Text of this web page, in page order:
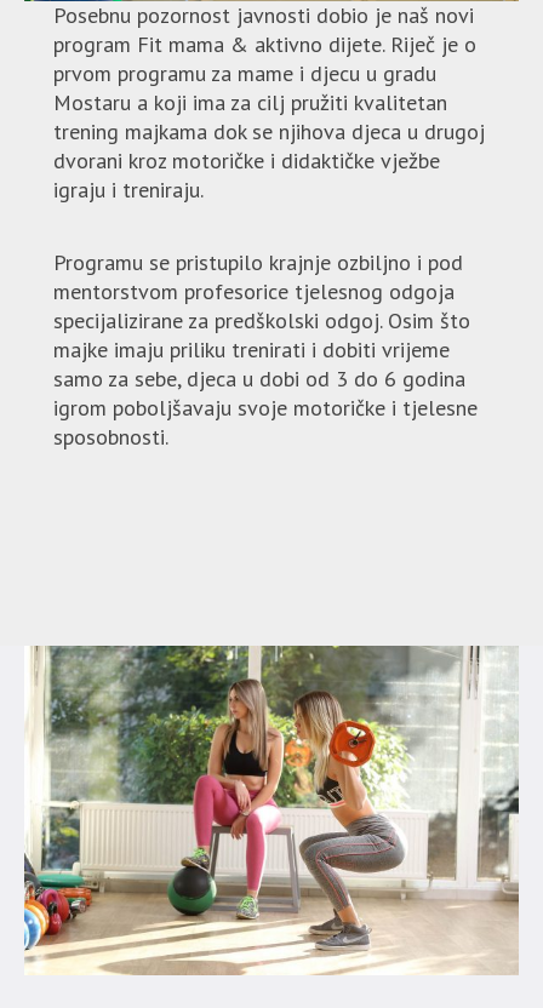
Posebnu pozornost javnosti dobio je naš novi
program Fit mama & aktivno dijete. Riječ je o
prvom programu za mame i djecu u gradu
Mostaru a koji ima za cilj pružiti kvalitetan
trening majkama dok se njihova djeca u drugoj
dvorani kroz motoričke i didaktičke vježbe
igraju i treniraju.
Programu se pristupilo krajnje ozbiljno i pod
mentorstvom profesorice tjelesnog odgoja
specijalizirane za predškolski odgoj. Osim što
majke imaju priliku trenirati i dobiti vrijeme
samo za sebe, djeca u dobi od 3 do 6 godina
igrom poboljšavaju svoje motoričke i tjelesne
sposobnosti.